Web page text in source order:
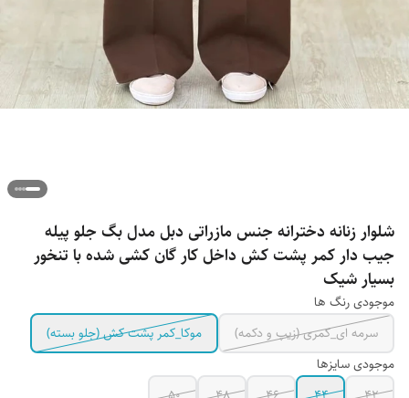
شلوار زنانه دخترانه جنس مازراتی دبل مدل بگ جلو پیله
جیب دار کمر پشت کش داخل کار گان کشی شده با تنخور
بسیار شیک
موجودی رنگ ها
سرمه ای_کمری (زیپ و دکمه)
موکا_کمر پشت کش (جلو بسته)
موجودی سایزها